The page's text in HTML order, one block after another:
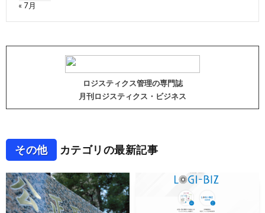
« 7月
ロジスティクス管理の専門誌
月刊ロジスティクス・ビジネス
その他 カテゴリの最新記事